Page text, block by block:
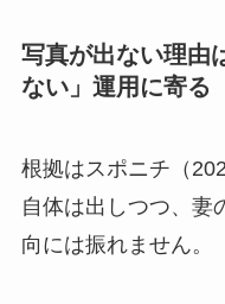
写真が出ない理由
ない」運用に寄る
根拠はスポニチ（
自体は出しつつ、妻
向には振れません。